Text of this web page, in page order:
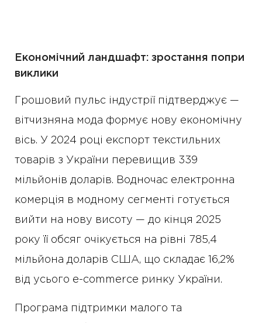
Економічний ландшафт: зростання попри
виклики
Грошовий пульс індустрії підтверджує —
вітчизняна мода формує нову економічну
вісь. У 2024 році експорт текстильних
товарів з України перевищив 339
мільйонів доларів. Водночас електронна
комерція в модному сегменті готується
вийти на нову висоту — до кінця 2025
року її обсяг очікується на рівні 785,4
мільйона доларів США, що складає 16,2%
від усього e-commerce ринку України.
Програма підтримки малого та